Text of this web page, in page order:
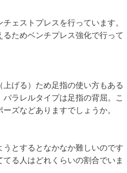
ェストプレスを行っています。
ためベンチプレス強化で行って
げる）ため足指の使い方もある
ラレルタイプは足指の背屈。こ
ズなどありますでしょうか。
とするとなかなか難しいのです
る人はどれくらいの割合でいま